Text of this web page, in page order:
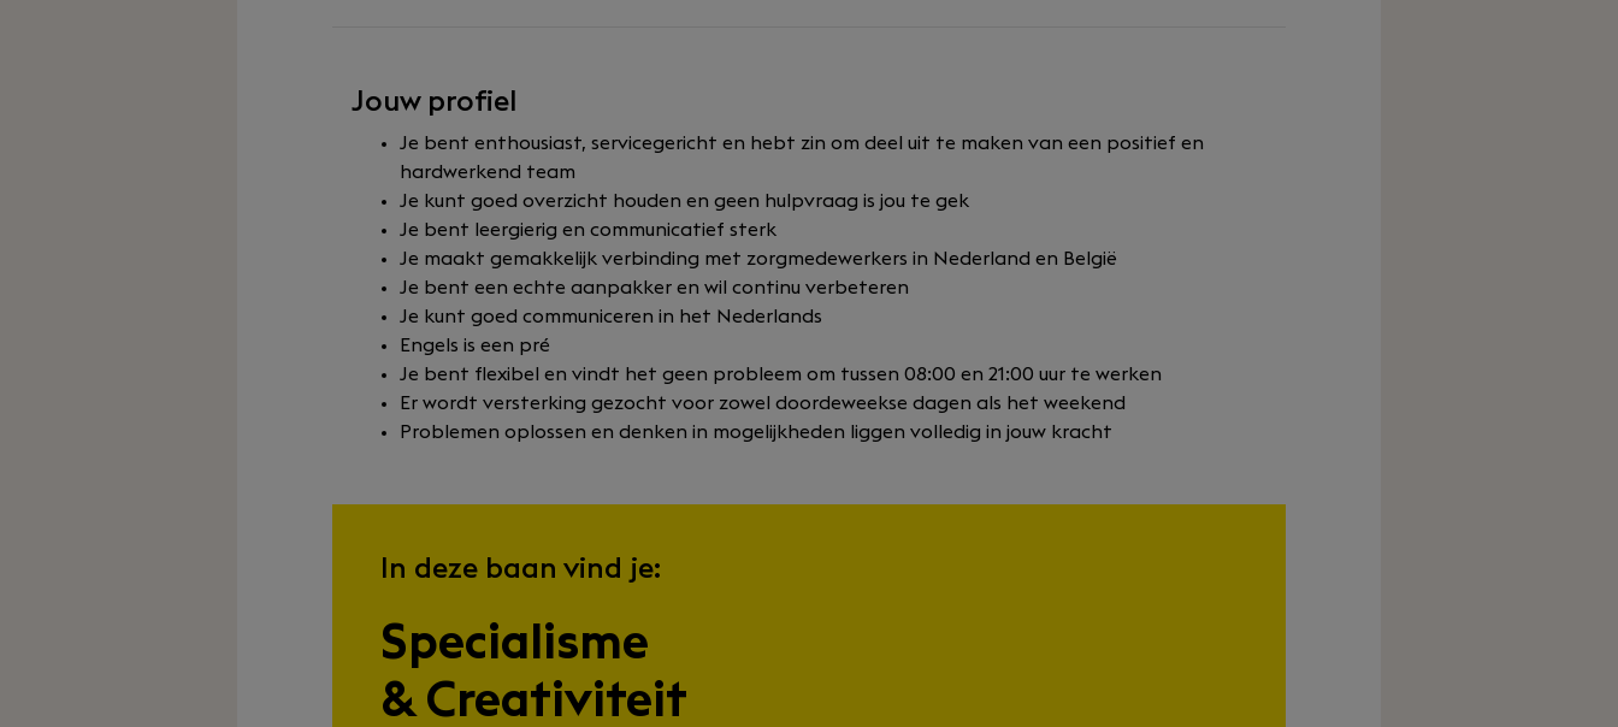
Jouw profiel
Je bent enthousiast, servicegericht en hebt zin om deel uit te maken van een positief en
hardwerkend team
Je kunt goed overzicht houden en geen hulpvraag is jou te gek
Je bent leergierig en communicatief sterk
Je maakt gemakkelijk verbinding met zorgmedewerkers in Nederland en België
Je bent een echte aanpakker en wil continu verbeteren
Je kunt goed communiceren in het Nederlands
Engels is een pré
Je bent flexibel en vindt het geen probleem om tussen 08:00 en 21:00 uur te werken
Er wordt versterking gezocht voor zowel doordeweekse dagen als het weekend
Problemen oplossen en denken in mogelijkheden liggen volledig in jouw kracht
In deze baan vind je:
Specialisme
& Creativiteit